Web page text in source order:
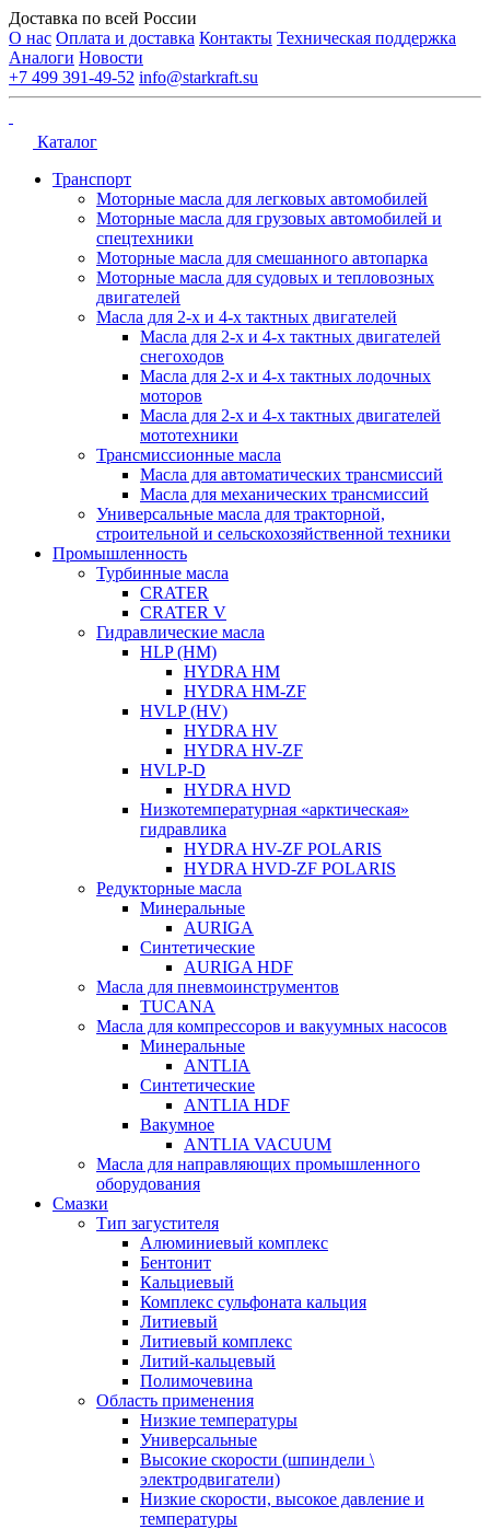
Доставка по всей России
О нас Оплата и доставка Контакты Техническая поддержка
Аналоги Новости
+7 499 391-49-52 info@starkraft.su
Каталог
Транспорт
Моторные масла для легковых автомобилей
Моторные масла для грузовых автомобилей и
спецтехники
Моторные масла для смешанного автопарка
Моторные масла для судовых и тепловозных
двигателей
Масла для 2-х и 4-х тактных двигателей
Масла для 2-х и 4-х тактных двигателей
снегоходов
Масла для 2-х и 4-х тактных лодочных
моторов
Масла для 2-х и 4-х тактных двигателей
мототехники
Трансмиссионные масла
Масла для автоматических трансмиссий
Масла для механических трансмиссий
Универсальные масла для тракторной,
строительной и сельскохозяйственной техники
Промышленность
Турбинные масла
CRATER
CRATER V
Гидравлические масла
HLP (HM)
HYDRA HM
HYDRA HM-ZF
HVLP (HV)
HYDRA HV
HYDRA HV-ZF
HVLP-D
HYDRA HVD
Низкотемпературная «арктическая»
гидравлика
HYDRA HV-ZF POLARIS
HYDRA HVD-ZF POLARIS
Редукторные масла
Минеральные
AURIGA
Синтетические
AURIGA HDF
Масла для пневмоинструментов
TUCANA
Масла для компрессоров и вакуумных насосов
Минеральные
ANTLIA
Синтетические
ANTLIA HDF
Вакумное
ANTLIA VACUUM
Масла для направляющих промышленного
оборудования
Смазки
Тип загустителя
Алюминиевый комплекс
Бентонит
Кальциевый
Комплекс сульфоната кальция
Литиевый
Литиевый комплекс
Литий-кальцевый
Полимочевина
Область применения
Низкие температуры
Универсальные
Высокие скорости (шпиндели \
электродвигатели)
Низкие скорости, высокое давление и
температуры